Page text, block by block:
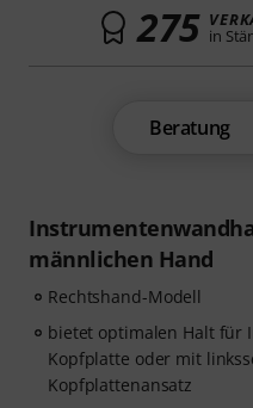
männlichen Hand
Rechtshand-Modell
bietet optimalen Halt für
Kopfplatte oder mit
Kopfplattenansatz
275 in
Beratung